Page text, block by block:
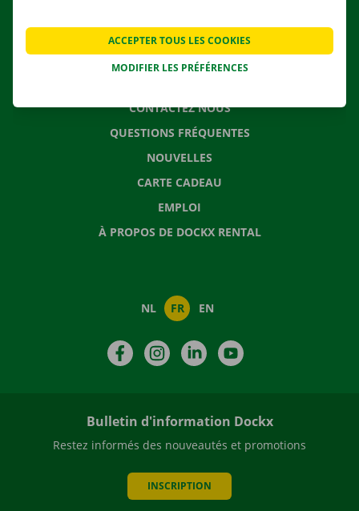
SOLUTIONS DE DÉMÉNAGEMENT
CONTACTEZ NOUS
QUESTIONS FRÉQUENTES
NOUVELLES
CARTE CADEAU
EMPLOI
À PROPOS DE DOCKX RENTAL
NL FR EN
FacebookInstagramLinkedIn
Bulletin d'information Dockx
Restez informés des nouveautés et promotions
INSCRIPTION
MODIFIER LES PRÉFÉRENCES
ACCEPTER TOUS LES COOKIES